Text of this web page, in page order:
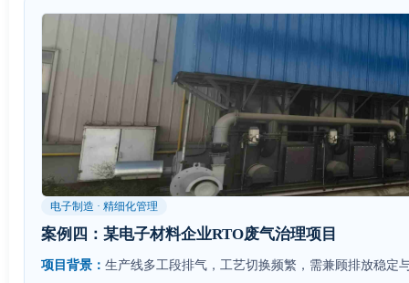
电子制造 · 精细化管理
案例四：某电子材料企业RTO废气治理项目
项目背景： 生产线多工段排气，工艺切换频繁，需兼顾排放稳定